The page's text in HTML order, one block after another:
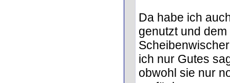
Da habe ich
genutzt und
ich nur Gutes
obwohl sie nur